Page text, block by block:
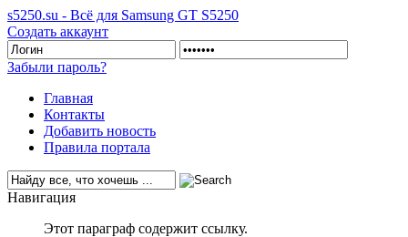
s5250.su - Всё для Samsung GT S5250
Создать аккаунт
Забыли пароль?
Главная
Контакты
Добавить новость
Правила портала
Навигация
Этот параграф содержит ссылку.